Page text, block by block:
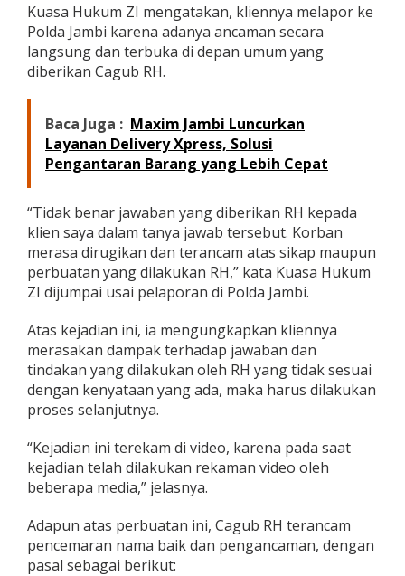
Kuasa Hukum ZI mengatakan, kliennya melapor ke
Polda Jambi karena adanya ancaman secara
langsung dan terbuka di depan umum yang
diberikan Cagub RH.
Baca Juga : Maxim Jambi Luncurkan
Layanan Delivery Xpress, Solusi
Pengantaran Barang yang Lebih Cepat
“Tidak benar jawaban yang diberikan RH kepada
klien saya dalam tanya jawab tersebut. Korban
merasa dirugikan dan terancam atas sikap maupun
perbuatan yang dilakukan RH,” kata Kuasa Hukum
ZI dijumpai usai pelaporan di Polda Jambi.
Atas kejadian ini, ia mengungkapkan kliennya
merasakan dampak terhadap jawaban dan
tindakan yang dilakukan oleh RH yang tidak sesuai
dengan kenyataan yang ada, maka harus dilakukan
proses selanjutnya.
“Kejadian ini terekam di video, karena pada saat
kejadian telah dilakukan rekaman video oleh
beberapa media,” jelasnya.
Adapun atas perbuatan ini, Cagub RH terancam
pencemaran nama baik dan pengancaman, dengan
pasal sebagai berikut: